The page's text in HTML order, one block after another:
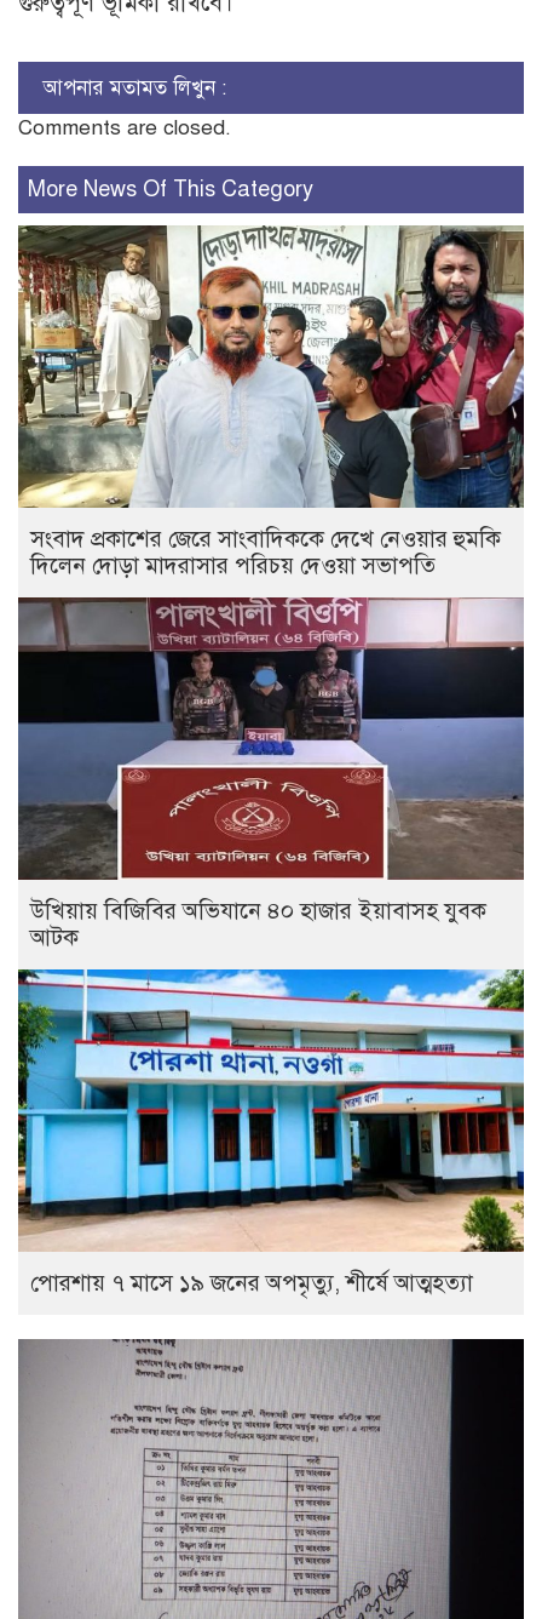
আপনার মতামত লিখুন :
Comments are closed.
More News Of This Category
সংবাদ প্রকাশের জেরে সাংবাদিককে দেখে নেওয়ার হুমকি
দিলেন দোড়া মাদরাসার পরিচয় দেওয়া সভাপতি
উখিয়ায় বিজিবির অভিযানে ৪০ হাজার ইয়াবাসহ যুবক
আটক
পোরশায় ৭ মাসে ১৯ জনের অপমৃত্যু, শীর্ষে আত্মহত্যা